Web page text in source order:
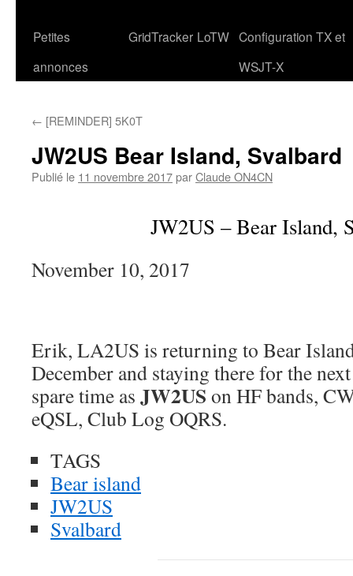
Petites
annonces
GridTracker LoTW Configuration TX et
WSJT-X
← [REMINDER] 5K0T
JW2US Bear Island, Svalbard
Publié le 11 novembre 2017parClaude ON4CN
JW2US – Bear Island,
November 10, 2017
Erik, LA2US is returning to Bear
December and staying there for the
spare time as JW2US on HF bands,
eQSL, Club Log OQRS.
TAGS
Bear island
JW2US
Svalbard